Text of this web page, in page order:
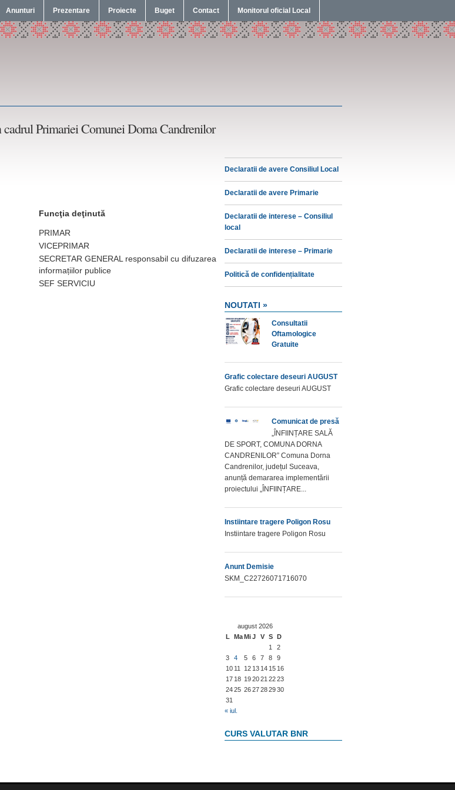
Anunturi Prezentare Proiecte Buget Contact Monitorul oficial Local
Primariei Comunei Dorna Candrenilor
Funcţia deţinută
PRIMAR
VICEPRIMAR
SECRETAR GENERAL responsabil cu difuzarea
informațiilor publice
SEF SERVICIU
Declaratii de avere Consiliul Local
Declaratii de avere Primarie
Declaratii de interese – Consiliul
local
Declaratii de interese – Primarie
Politică de confidențialitate
NOUTATI »
Consultatii
Oftamologice
Gratuite
Grafic colectare deseuri AUGUST
Grafic colectare deseuri AUGUST
Comunicat de presă
„ÎNFIINȚARE SALĂ
DE SPORT, COMUNA DORNA
CANDRENILOR” Comuna Dorna
Candrenilor, județul Suceava,
anunță demararea implementării
proiectului „ÎNFIINȚARE...
Instiintare tragere Poligon Rosu
Instiintare tragere Poligon Rosu
Anunt Demisie
SKM_C22726071716070
august 2026
L
MaMiJ V S D
1
2
3
4 5 6 7 8
9
10 11 12 13 14 15 16
17 18 192021 2223
2425 2627282930
31
« iul.
CURS VALUTAR BNR